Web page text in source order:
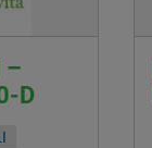
–
D